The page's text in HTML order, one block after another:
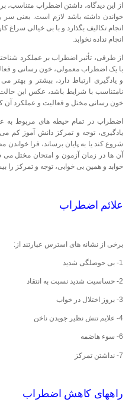
از این دیدگاه، داشتن اضطراب متناسب،
خواندن داشته باشد لازم است. یعنی
انجام تکالیف بگذارد و با بی خیالی سراغ
انجام نداده نخوابد.
از طرفی، تأثیر اضطراب بر عملکرد
با یک اضطراب معمولی، خون رسانی و
و یادگیری ارتباط دارد، بیشتر و بهتر
نامتناسب با شرایط باشد، عکس این
خون رسانی مختل و فعالیت و عملکرد آن
اضطراب در تمام حیطه های مربوط به
یادگیری، توجه و تمرکز دانش آموز کم
شروع کند یا به پایان برساند، فرا
آن ها در زمان آزمون و امتحان مختل
خوابد و همین بی خوابی، توجه و تمرکز را
علائم اضطراب
برخی از نشانه های استرس عبارتند از:
1- بی حوصلگی شدید
2- حساسیت شدید نسبت به انتقاد
3- بروز اختلال در خواب
4- علایم تنش نظیر جویدن ناخن
6- سوء هاضمه
7- نداشتن تمركز
راههای كاهش اضطراب